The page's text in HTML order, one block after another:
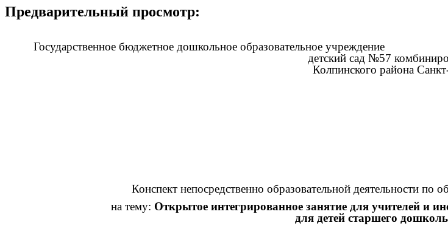
Предварительный просмотр:
Государственное бюджетное дошкольное образовательное учреждение
детский сад №57
Колпинского района
Конспект непосредственно образовательной деятельности по
на тему: Открытое интегрированное занятие для учителей и
для детей старшего